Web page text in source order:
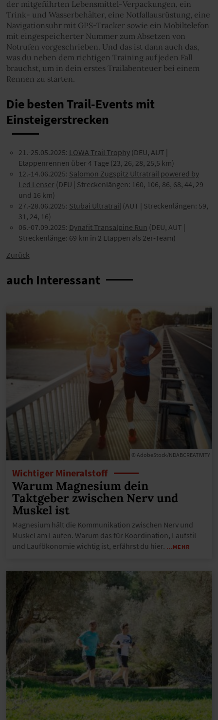
der mitgeführten Lebensmittel-Verpackungen, ein
Trink- und Wasserbehälter, eine Notfallausrüstung, eine
Navigationsuhr mit GPS-Tracker sowie ein Mobiltelefon
mit eingespeicherter Nummer zum Absetzen von
Notrufen vorgeschrieben. Und das ist dann auch das,
was du neben dem richtigen Training auf jeden Fall
brauchst, um in dein erstes Trailabenteuer bei einem
Rennen zu starten.
Die besten Trail-Events mit
Einsteigerstrecken
21.-25.05.2025: LOWA Trail Trophy(DEU, AUT |
Etappenrennen über 4 Tage (23, 26, 28, 25,5 km)
12.-14.06.2025: Salomon Zugspitz Ultratrail powered by
Led Lenser (DEU | Streckenlängen: 160, 106, 86, 68, 44, 29
und 16 km)
27.-28.06.2025: Stubai Ultratrail (AUT | Streckenlängen: 59,
31, 24, 16)
06.-07.09.2025: Dynafit Transalpine Run (DEU, AUT |
Streckenlänge: 69 km in 2 Etappen als 2er-Team)
Zurück
auch Interessant
© AdobeStock/NDABCREATIVITY
Wichtiger Mineralstoff
Warum Magnesium dein
Taktgeber zwischen Nerv und
Muskel ist
Magnesium hält die Kommunikation zwischen Nerv und
Muskel am Laufen. Warum das für Koordination, Laufstil
und Laufökonomie wichtig ist, erfährst du hier. …MEHR